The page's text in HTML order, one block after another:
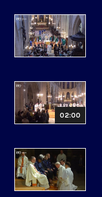
02:00